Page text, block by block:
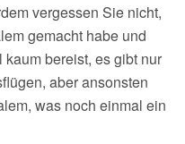
vergessen Sie nicht,
gemacht habe und
bereist, es gibt nur
aber ansonsten
was noch einmal ein